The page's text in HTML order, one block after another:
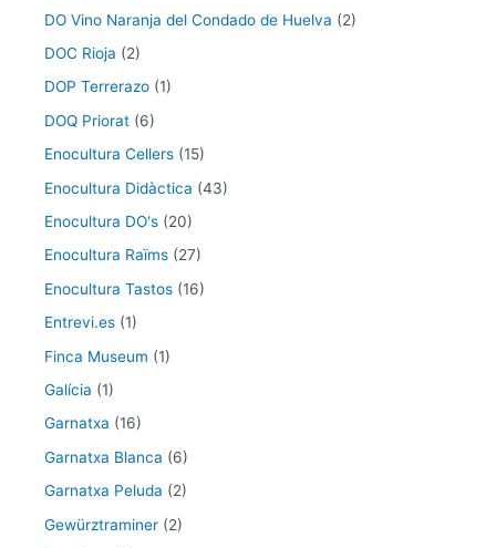
DO Vino Naranja del Condado de Huelva (2)
DOC Rioja (2)
DOP Terrerazo (1)
DOQ Priorat (6)
Enocultura Cellers (15)
Enocultura Didàctica (43)
Enocultura DO's (20)
Enocultura Raïms (27)
Enocultura Tastos (16)
Entrevi.es (1)
Finca Museum (1)
Galícia (1)
Garnatxa (16)
Garnatxa Blanca (6)
Garnatxa Peluda (2)
Gewürztraminer (2)